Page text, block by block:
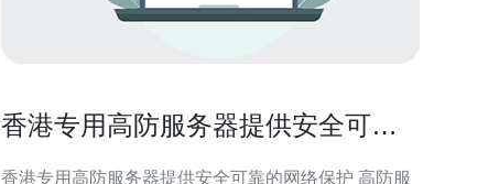
香港专用高防服务器提供安全可靠
香港专用高防服务器提供安全可靠的网络保护 高防服